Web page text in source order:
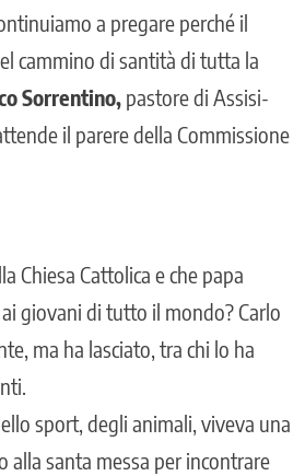
a pregare perché il
cammino di santità di tutta la
Sorrentino,pastore di Assisi-
il parere della Commissione
Chiesa Cattolica e che papa
giovani di tutto il mondo? Carlo
ma ha lasciato, tra chi lo ha
sport, degli animali, viveva una
alla santa messa per incontrare